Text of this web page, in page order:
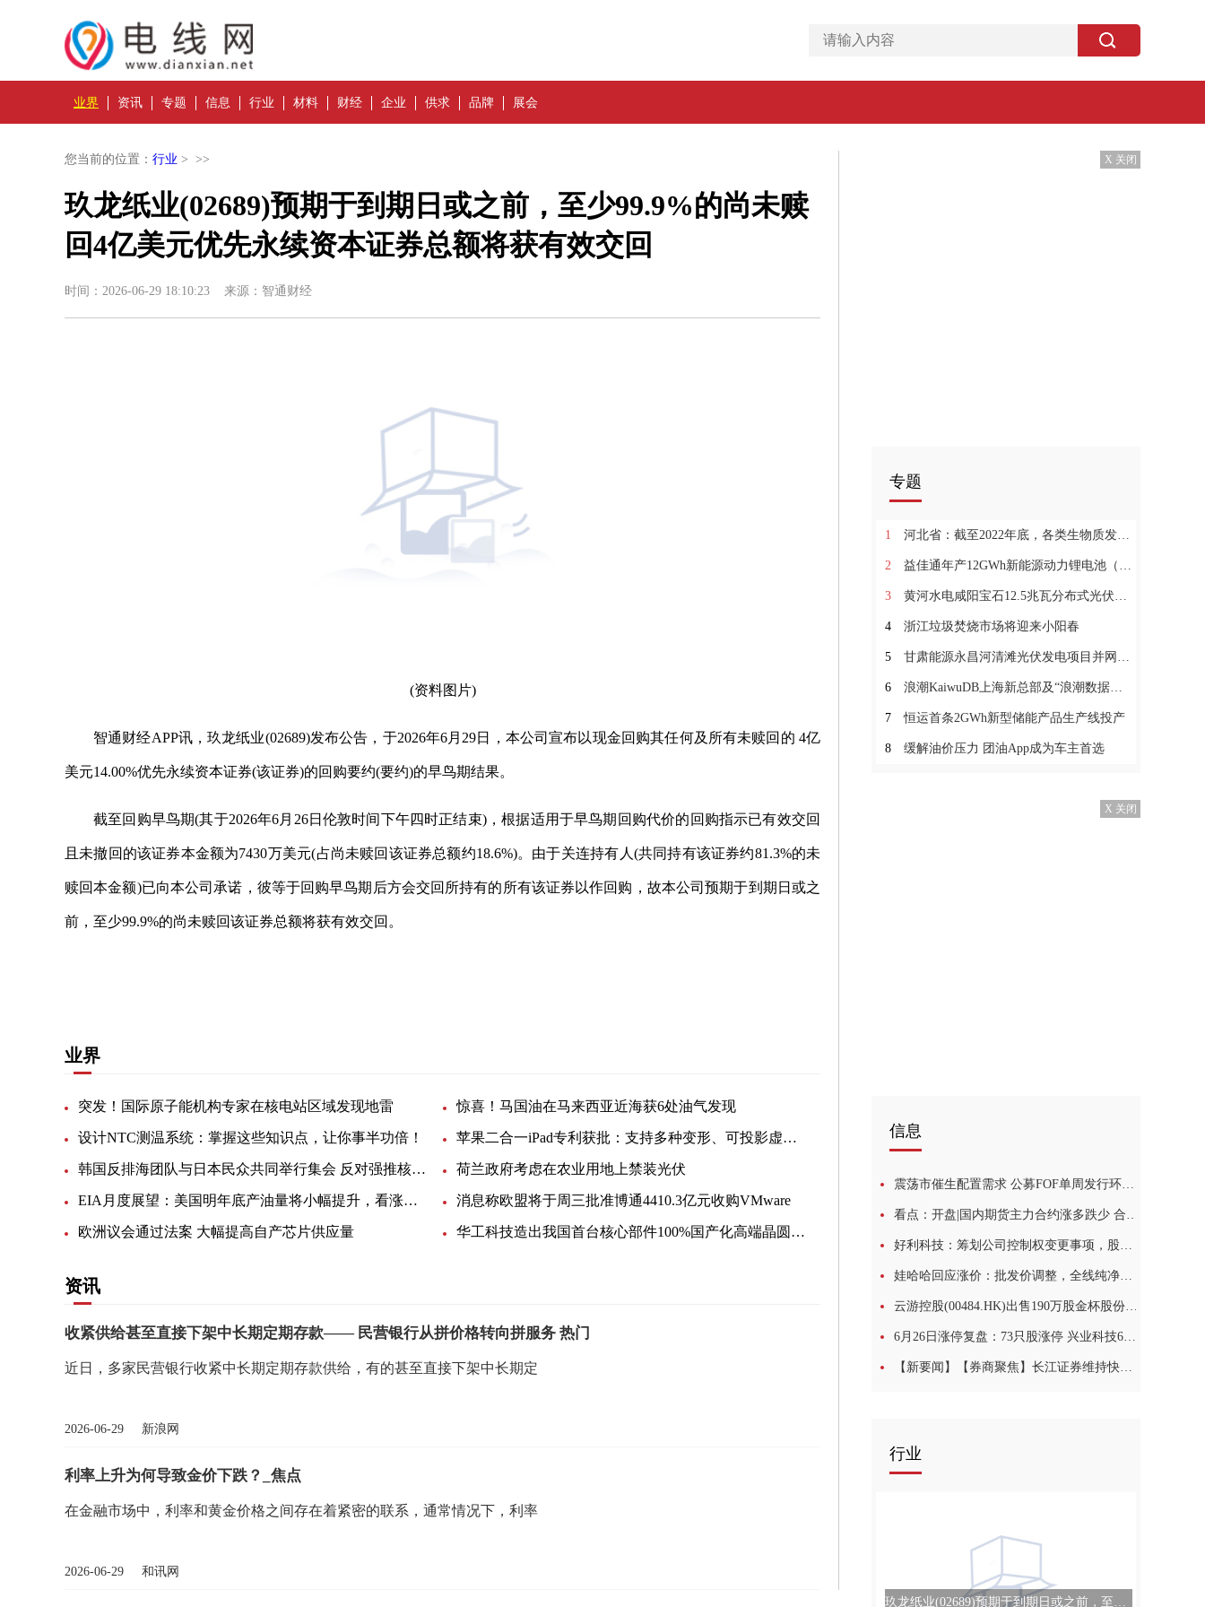
业界 资讯 专题 信息 行业 材料 财经 企业 供求 品牌 展会
您当前的位置： 行业 > >>
玖龙纸业(02689)预期于到期日或之前，至少99.9%的尚未赎
回4亿美元优先永续资本证券总额将获有效交回
时间：2026-06-29 18:10:23 来源：智通财经
(资料图片)
智通财经APP讯，玖龙纸业(02689)发布公告，于2026年6月29日，本公司宣布以现金回购其任何及所有未赎回的 4亿
美元14.00%优先永续资本证券(该证券)的回购要约(要约)的早鸟期结果。
截至回购早鸟期(其于2026年6月26日伦敦时间下午四时正结束)，根据适用于早鸟期回购代价的回购指示已有效交回
且未撤回的该证券本金额为7430万美元(占尚未赎回该证券总额约18.6%)。由于关连持有人(共同持有该证券约81.3%的未
赎回本金额)已向本公司承诺，彼等于回购早鸟期后方会交回所持有的所有该证券以作回购，故本公司预期于到期日或之
前，至少99.9%的尚未赎回该证券总额将获有效交回。
业界
突发！国际原子能机构专家在核电站区域发现地雷 惊喜！马国油在马来西亚近海获6处油气发现
设计NTC测温系统：掌握这些知识点，让你事半功倍！ 苹果二合一iPad专利获批：支持多种变形、可投影虚拟键盘
韩国反排海团队与日本民众共同举行集会 反对强推核污染水排海 荷兰政府考虑在农业用地上禁装光伏
EIA月度展望：美国明年底产油量将小幅提升，看涨未来油价 消息称欧盟将于周三批准博通4410.3亿元收购VMware
欧洲议会通过法案 大幅提高自产芯片供应量 华工科技造出我国首台核心部件100%国产化高端晶圆激光切割设备
资讯
收紧供给甚至直接下架中长期定期存款—— 民营银行从拼价格转向拼服务 热门
近日，多家民营银行收紧中长期定期存款供给，有的甚至直接下架中长期定
2026-06-29 新浪网
利率上升为何导致金价下跌？_焦点
在金融市场中，利率和黄金价格之间存在着紧密的联系，通常情况下，利率
2026-06-29 和讯网
X 关闭
专题
1 河北省：截至2022年底，各类生物质发电装机容量总计约2191MW
2 益佳通年产12GWh新能源动力锂电池（一期）项目投产
3 黄河水电咸阳宝石12.5兆瓦分布式光伏项目并网发电
4 浙江垃圾焚烧市场将迎来小阳春
5 甘肃能源永昌河清滩光伏发电项目并网发电
6 浪潮KaiwuDB上海新总部及“浪潮数据库产业联合实验室”落成
7 恒运首条2GWh新型储能产品生产线投产
8 缓解油价压力 团油App成为车主首选
X 关闭
信息
震荡市催生配置需求 公募FOF单周发行环比增175% 焦点讯息
看点：开盘|国内期货主力合约涨多跌少 合成橡胶跌超2%
好利科技：筹划公司控制权变更事项，股票停牌_焦点快播
娃哈哈回应涨价：批发价调整，全线纯净水终端零售价不变|每日视讯
云游控股(00484.HK)出售190万股金杯股份 套现约658.1万元|观察
6月26日涨停复盘：73只股涨停 兴业科技6连板 今日视点
【新要闻】【券商聚焦】长江证券维持快手-W(01024)“买入”评级 指AI技术赋能主业
行业
玖龙纸业(02689)预期于到期日或之前，至少99.9%的尚未赎回4亿美元优先永续资本证券总额将获有效交回